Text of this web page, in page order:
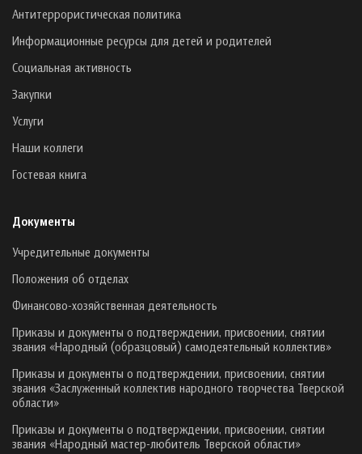
Антитеррористическая политика
Информационные ресурсы для детей и родителей
Социальная активность
Закупки
Услуги
Наши коллеги
Гостевая книга
Документы
Учредительные документы
Положения об отделах
Финансово-хозяйственная деятельность
Приказы и документы о подтверждении, присвоении, снятии
звания «Народный (образцовый) самодеятельный коллектив»
Приказы и документы о подтверждении, присвоении, снятии
звания «Заслуженный коллектив народного творчества Тверской
области»
Приказы и документы о подтверждении, присвоении, снятии
звания «Народный мастер-любитель Тверской области»